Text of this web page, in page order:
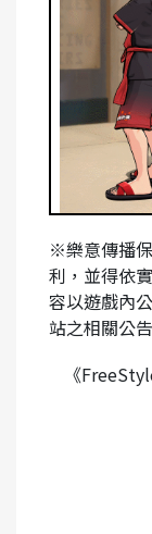
※樂意傳播
利，並得依
容以遊戲內
站之相關公
《